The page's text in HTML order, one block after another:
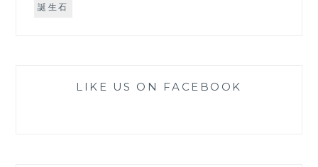
誕生石
LIKE US ON FACEBOOK